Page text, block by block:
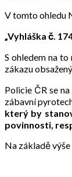
V tomto ohledu
„Vyhláška č.
S ohledem na
zákazu
Policie ČR se
zábavní
který by
povinnosti,
Na základě